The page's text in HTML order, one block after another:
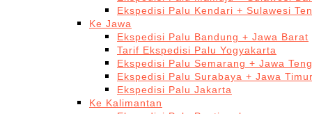
Ekspedisi Palu Kendari + Sulawesi
Ke Jawa
Ekspedisi Palu Bandung + Jawa Barat
Tarif Ekspedisi Palu Yogyakarta
Ekspedisi Palu Semarang + Jawa
Ekspedisi Palu Surabaya + Jawa
Ekspedisi Palu Jakarta
Ke Kalimantan